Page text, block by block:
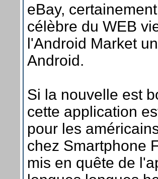
eBay,
célèbre du WEB
l'Android Market
Android.
Si la nouvelle est
cette application
pour les
chez Smartphone
mis en quête de